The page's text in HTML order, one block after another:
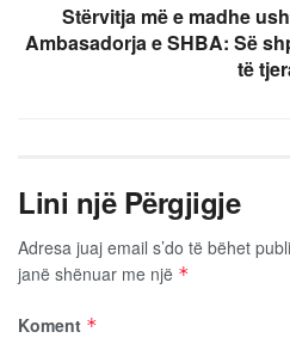
Stërvitja më e madhe
Ambasadorja e SHBA: Së
të
Lini një Përgjigje
Adresa juaj email s’do të bëhet
janë shënuar me një *
Koment *